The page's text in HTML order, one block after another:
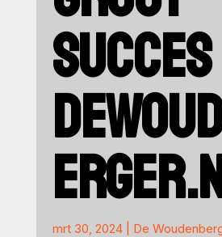
mrt 30, 2024| De